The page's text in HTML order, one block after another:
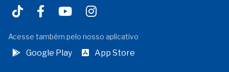
Acesse também pelo nosso aplicativo
Google Play App Store